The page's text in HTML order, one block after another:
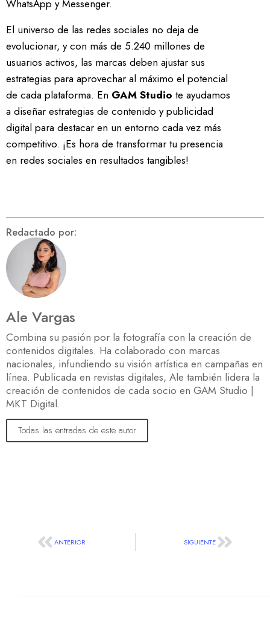
WhatsApp y Messenger.
El universo de las redes sociales no deja de
evolucionar, y con más de 5.240 millones de
usuarios activos, las marcas deben ajustar sus
estrategias para aprovechar al máximo el potencial
de cada plataforma. En GAM Studio te ayudamos
a diseñar estrategias de contenido y publicidad
digital para destacar en un entorno cada vez más
competitivo. ¡Es hora de transformar tu presencia
en redes sociales en resultados tangibles!
Redactado por:
Ale Vargas
Combina su pasión por la fotografía con la creación de
contenidos digitales. Ha colaborado con marcas
nacionales, infundiendo su visión artística en campañas en
línea. Publicada en revistas digitales, Ale también lidera la
creación de contenidos de cada socio en GAM Studio |
MKT Digital.
Todas las entradas de este autor
ANTERIOR SIGUIENTE